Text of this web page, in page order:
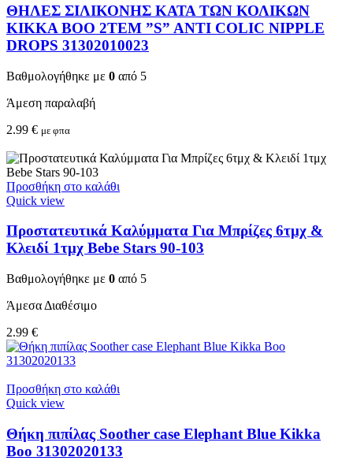
ΘΗΛΕΣ ΣΙΛΙΚΟΝΗΣ ΚΑΤΑ ΤΩΝ ΚΟΛΙΚΩΝ
KIKKA BOO 2TEM ”S” ANTI COLIC NIPPLE
DROPS 31302010023
Βαθμολογήθηκε με 0 από 5
Άμεση παραλαβή
2.99 € με φπα
Προσθήκη στο καλάθι
Quick view
Προστατευτικά Καλύμματα Για Μπρίζες 6τμχ &
Κλειδί 1τμχ Bebe Stars 90-103
Βαθμολογήθηκε με 0 από 5
Άμεσα Διαθέσιμο
2.99 €
Προσθήκη στο καλάθι
Quick view
Θήκη πιπίλας Soother case Elephant Blue Kikka
Boo 31302020133